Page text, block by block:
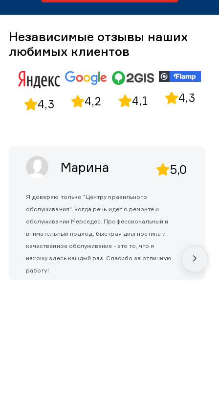
Независимые отзывы наших
любимых клиентов
4,3 4,2 4,1 4,3
Марина 5,0
Я доверяю только "Центру правильного
обслуживания", когда речь идет о ремонте и
обслуживании Мерседес. Профессиональный и
внимательный подход, быстрая диагностика и
качественное обслуживание - это то, что я
нахожу здесь каждый раз. Спасибо за отличную
работу!